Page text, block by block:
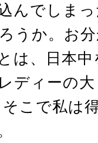
んでしま
うか。お
は、日本
ディーの
こで私は